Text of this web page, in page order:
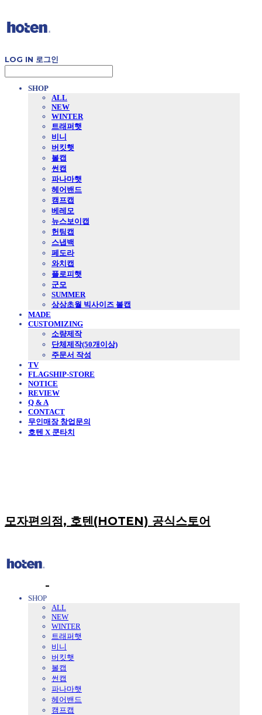
LOG IN 로그인
SHOP
ALL
NEW
WINTER
트래퍼햇
비니
버킷햇
볼캡
썬캡
파나마햇
헤어밴드
캠프캡
베레모
뉴스보이캡
헌팅캡
스냅백
페도라
와치캡
플로피햇
군모
SUMMER
상상초월 빅사이즈 볼캡
MADE
CUSTOMIZING
소량제작
단체제작(50개이상)
주문서 작성
TV
FLAGSHIP-STORE
NOTICE
REVIEW
Q & A
CONTACT
무인매장 창업문의
호텐 X 쿤타치
모자편의점, 호텐(HOTEN) 공식스토어
SHOP
ALL
NEW
WINTER
트래퍼햇
비니
버킷햇
볼캡
썬캡
파나마햇
헤어밴드
캠프캡